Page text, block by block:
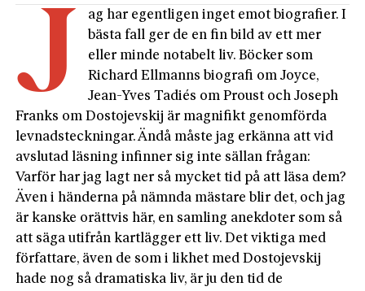
j
ag har egentligen inget emot biografier. I
bästa fall ger de en fin bild av ett mer
eller minde notabelt liv. Böcker som
Richard Ellmanns biografi om Joyce,
Jean-Yves Tadiés om Proust och Joseph
Franks om Dostojevskij är magnifikt genomförda
levnadsteckningar. Ändå måste jag erkänna att vid
avslutad läsning infinner sig inte sällan frågan:
Varför har jag lagt ner så mycket tid på att läsa dem?
Även i händerna på nämnda mästare blir det, och jag
är kanske orättvis här, en samling anekdoter som så
att säga utifrån kartlägger ett liv. Det viktiga med
författare, även de som i likhet med Dostojevskij
hade nog så dramatiska liv, är ju den tid de